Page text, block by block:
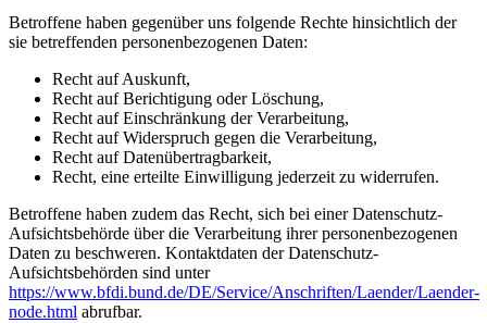
Betroffene haben gegenüber uns folgende Rechte hinsichtlich der
sie betreffenden personenbezogenen Daten:
Recht auf Auskunft,
Recht auf Berichtigung oder Löschung,
Recht auf Einschränkung der Verarbeitung,
Recht auf Widerspruch gegen die Verarbeitung,
Recht auf Datenübertragbarkeit,
Recht, eine erteilte Einwilligung jederzeit zu widerrufen.
Betroffene haben zudem das Recht, sich bei einer Datenschutz-
Aufsichtsbehörde über die Verarbeitung ihrer personenbezogenen
Daten zu beschweren. Kontaktdaten der Datenschutz-
Aufsichtsbehörden sind unter
https://www.bfdi.bund.de/DE/Service/Anschriften/Laender/Laender-
node.html abrufbar.